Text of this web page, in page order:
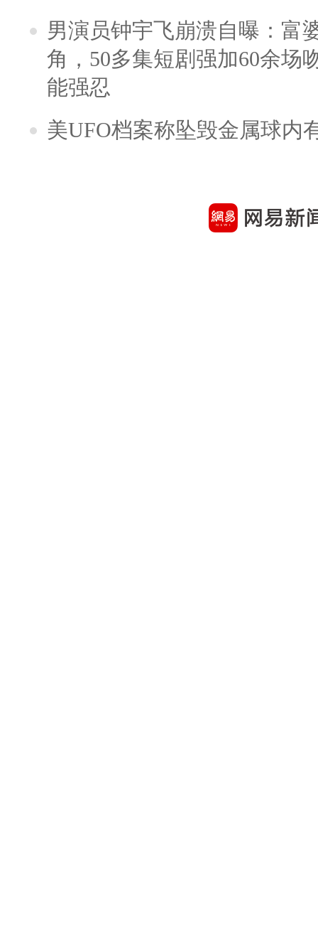
男演员钟宇飞崩溃自曝：富
角，50多集短剧强加60余场
能强忍
美UFO档案称坠毁金属球内